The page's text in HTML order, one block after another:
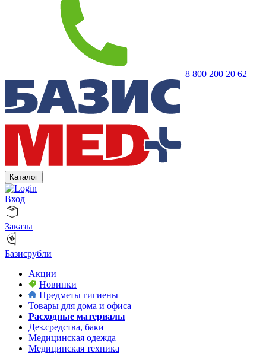
8 800 200 20 62
Каталог
Вход
Заказы
Базисрубли
Акции
Новинки
Предметы гигиены
Товары для дома и офиса
Расходные материалы
Дез.средства, баки
Медицинская одежда
Медицинская техника